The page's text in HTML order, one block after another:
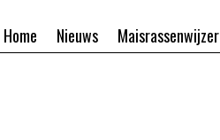
Maisrassenwijzer
Nieuws
Home